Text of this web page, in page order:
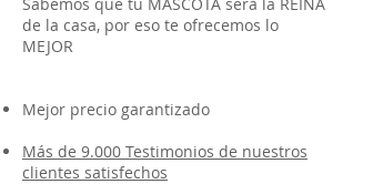
de la casa, por eso te ofrecemos lo
MEJOR
Mejor precio garantizado
Más de 9.000 Testimonios de nuestros
clientes satisfechos